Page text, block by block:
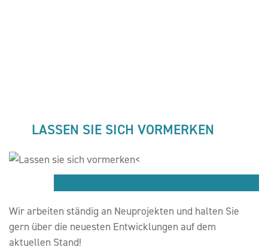
LASSEN SIE SICH VORMERKEN
Wir arbeiten ständig an Neuprojekten und halten Sie
gern über die neuesten Entwicklungen auf dem
aktuellen Stand!